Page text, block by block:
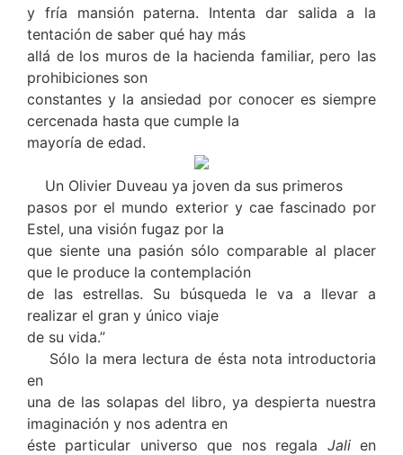
y fría mansión paterna. Intenta dar salida a la
tentación de saber qué hay más
allá de los muros de la hacienda familiar, pero las
prohibiciones son
constantes y la ansiedad por conocer es siempre
cercenada hasta que cumple la
mayoría de edad.
Un Olivier Duveau ya joven da sus primeros
pasos por el mundo exterior y cae fascinado por
Estel, una visión fugaz por la
que siente una pasión sólo comparable al placer
que le produce la contemplación
de las estrellas. Su búsqueda le va a llevar a
realizar el gran y único viaje
de su vida.”
Sólo la mera lectura de ésta nota introductoria
en
una de las solapas del libro, ya despierta nuestra
imaginación y nos adentra en
éste particular universo que nos regala Jalien